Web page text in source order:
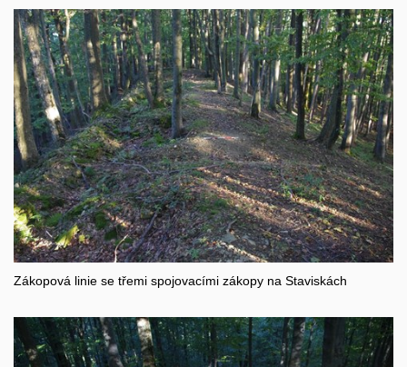
Zákopová linie se třemi spojovacími zákopy na Staviskách